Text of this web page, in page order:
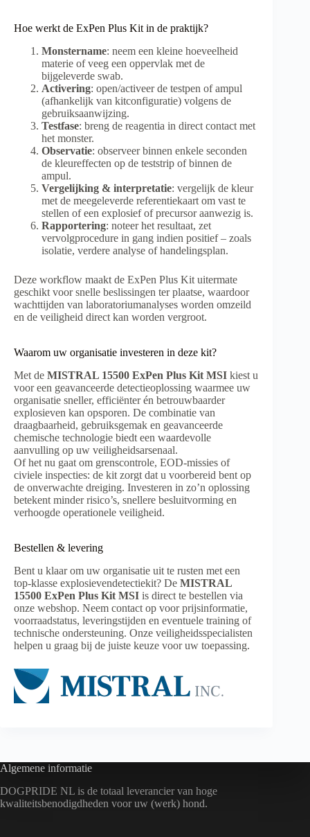
Hoe werkt de ExPen Plus Kit in de praktijk?
Monstername: neem een kleine hoeveelheid
materie of veeg een oppervlak met de
bijgeleverde swab.
Activering: open/activeer de testpen of ampul
(afhankelijk van kitconfiguratie) volgens de
gebruiksaanwijzing.
Testfase: breng de reagentia in direct contact met
het monster.
Observatie: observeer binnen enkele seconden
de kleureffecten op de teststrip of binnen de
ampul.
Vergelijking & interpretatie: vergelijk de kleur
met de meegeleverde referentiekaart om vast te
stellen of een explosief of precursor aanwezig is.
Rapportering: noteer het resultaat, zet
vervolgprocedure in gang indien positief – zoals
isolatie, verdere analyse of handelingsplan.
Deze workflow maakt de ExPen Plus Kit uitermate
geschikt voor snelle beslissingen ter plaatse, waardoor
wachttijden van laboratoriumanalyses worden omzeild
en de veiligheid direct kan worden vergroot.
Waarom uw organisatie investeren in deze kit?
Met de MISTRAL 15500 ExPen Plus Kit MSI kiest u
voor een geavanceerde detectieoplossing waarmee uw
organisatie sneller, efficiënter én betrouwbaarder
explosieven kan opsporen. De combinatie van
draagbaarheid, gebruiksgemak en geavanceerde
chemische technologie biedt een waardevolle
aanvulling op uw veiligheidsarsenaal.
Of het nu gaat om grenscontrole, EOD-missies of
civiele inspecties: de kit zorgt dat u voorbereid bent op
de onverwachte dreiging. Investeren in zo’n oplossing
betekent minder risico’s, snellere besluitvorming en
verhoogde operationele veiligheid.
Bestellen & levering
Bent u klaar om uw organisatie uit te rusten met een
top-klasse explosievendetectiekit? De MISTRAL
15500 ExPen Plus Kit MSI is direct te bestellen via
onze webshop. Neem contact op voor prijsinformatie,
voorraadstatus, leveringstijden en eventuele training of
technische ondersteuning. Onze veiligheidsspecialisten
helpen u graag bij de juiste keuze voor uw toepassing.
Algemene informatie
DOGPRIDE NL is de totaal leverancier van hoge
kwaliteitsbenodigdheden voor uw (werk) hond.